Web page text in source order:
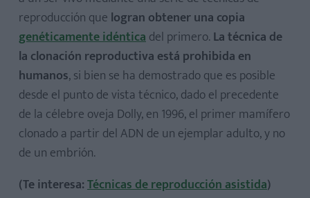
reproducción que logran obtener una copia
genéticamente idénticadel primero. La técnica de
la clonación reproductiva está prohibida en
humanos, si bien se ha demostrado que es posible
desde el punto de vista técnico, dado el precedente
de la célebre oveja Dolly, en 1996, el primer mamífero
clonado a partir del ADN de un ejemplar adulto, y no
de un embrión.
(Te interesa:Técnicas de reproducción asistida)